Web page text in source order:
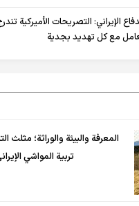
الإيراني: التصريحات الأميركية
مع كل تهديد بجدية
المعرفة والبيئة والوراثة؛ مثلث
تربية المواشي